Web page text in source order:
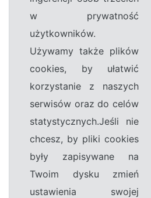
w prywatność
użytkowników.
Używamy także plików
cookies, by ułatwić
korzystanie z naszych
serwisów oraz do celów
statystycznych.Jeśli nie
chcesz, by pliki cookies
były zapisywane na
Twoim dysku zmień
ustawienia swojej